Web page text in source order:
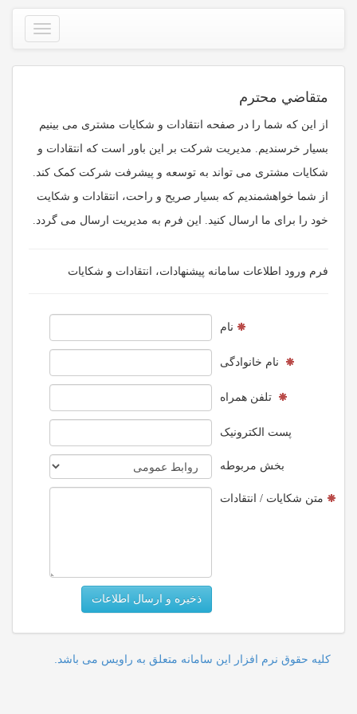
متقاضي محترم
از این که شما را در صفحه انتقادات و شکایات مشتری می بینیم
بسیار خرسندیم. مدیریت شرکت بر این باور است که انتقادات و
شکایات مشتری می تواند به توسعه و پیشرفت شرکت کمک کند.
از شما خواهشمندیم که بسیار صریح و راحت، انتقادات و شکایت
خود را برای ما ارسال کنید. این فرم به مدیریت ارسال می گردد.
فرم ورود اطلاعات سامانه پيشنهادات، انتقادات و شكايات
نام
نام خانوادگی
تلفن همراه
پست الکترونیک
بخش مربوطه
متن شکایات / انتقادات
ذخیره و ارسال اطلاعات
کلیه حقوق نرم افزار این سامانه متعلق به راویس می باشد.